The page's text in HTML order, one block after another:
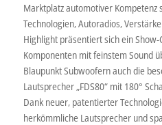
Marktplatz automotiver Kompetenz
Technologien, Autoradios,
Highlight präsentiert sich ein
Komponenten mit feinstem Sound
Blaupunkt Subwoofern auch die
Lautsprecher „FDS80“ mit 180°
Dank neuer, patentierter
herkömmliche Lautsprecher und